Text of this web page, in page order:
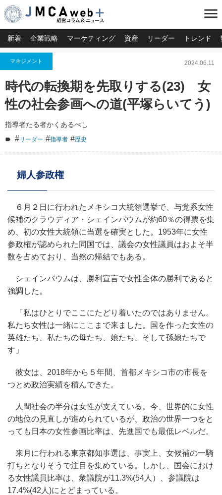
menu
新着 企業戦略 マーケティング 資産 リーダー トレンド
マネジメント 2024.06.11
時代の転換期を先取りする(23) 女
性の社会参画への道(平塚らいてう)
指導者たる者かくあるべし
#リーダー #指導者 #歴史
婦人参政権
６月２日に行われたメキシコ大統領選挙で、与党系女性
候補のクラウディア・シェインバウムが約60％の得票を集
め、初の女性大統領に当選を確実とした。1953年に女性
参政権が認められた同国では、議会の女性議員はおよそ半
数を占めており、当然の帰結でもある。
シェインバウムは、勝利宣言で女性全体の勝利であると
強調した。
「私はひとりでここにたどり着いたのではありません。
私たち女性は一緒にここまで来ました。国を作った女性の
英雄たち、私たちの母たち、娘たち、そして孫娘たちで
す」
彼女は、2018年から５年間、首都メキシコ市の市長を
つとめ政治実績を積んできた。
人間社会の半分は女性が支えている。今、世界的に女性
の地位の見直しが進められているが、政治の世界一つをと
っても日本の女性参画比率は、先進国でも最低レベルだ。
来月に行われる東京都知事選は、事実上、女候補の一騎
打ちとなりそうで注目を集めている。しかし、国会におけ
る女性議員比率は、衆議院が11.3%(54人）、参議院は
17.4%(42人)にとどまっている。